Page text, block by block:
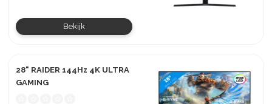
Bekijk
28" RAIDER 144Hz 4K ULTRA
GAMING